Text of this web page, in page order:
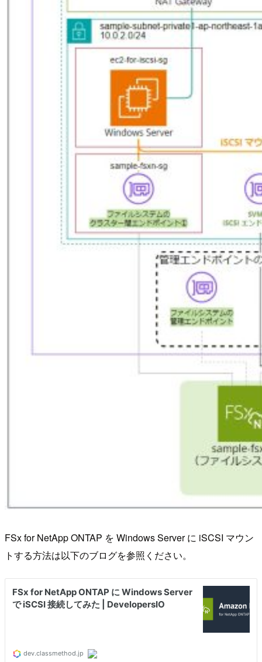
FSx for NetApp ONTAP を Windows Server に iSCSI マウン
トする方法は以下のブログを参照ください。